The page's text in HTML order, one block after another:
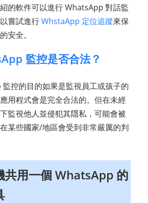
的軟件可以進行 WhatsApp 對話監
嘗試進行WhstaApp 定位追蹤來保
安全。
監控是否合法？
控的目的如果是監視員工或孩子的
用程式會是完全合法的。但在未經
監視他人並侵犯其隱私，可能會被
某些國家/地區會受到非常嚴厲的判
共用一個 WhatsApp 的